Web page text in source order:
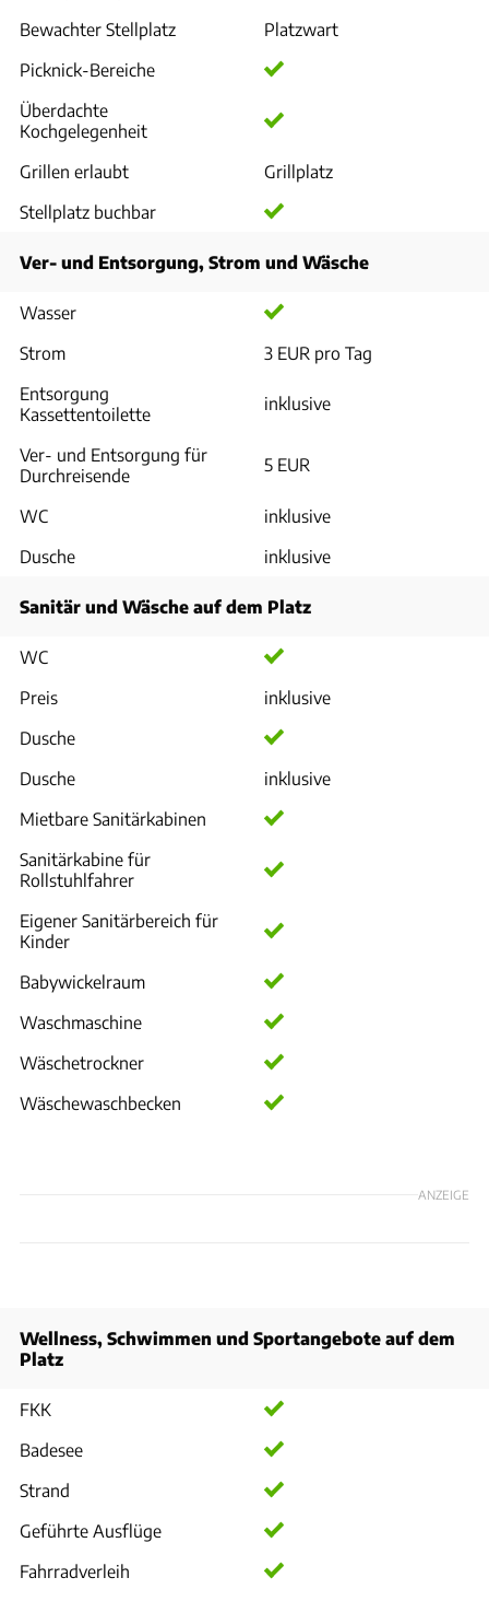
Bewachter Stellplatz
Platzwart
Picknick-Bereiche
Überdachte
Kochgelegenheit
Grillen erlaubt
Grillplatz
Stellplatz buchbar
Ver- und Entsorgung, Strom und Wäsche
Wasser
Strom
3 EUR pro Tag
Entsorgung
Kassettentoilette
inklusive
Ver- und Entsorgung für
Durchreisende
5 EUR
WC
inklusive
Dusche
inklusive
Sanitär und Wäsche auf dem Platz
WC
Preis
inklusive
Dusche
Dusche
inklusive
Mietbare Sanitärkabinen
Sanitärkabine für
Rollstuhlfahrer
Eigener Sanitärbereich für
Kinder
Babywickelraum
Waschmaschine
Wäschetrockner
Wäschewaschbecken
ANZEIGE
Wellness, Schwimmen und Sportangebote auf dem
Platz
FKK
Badesee
Strand
Geführte Ausflüge
Fahrradverleih